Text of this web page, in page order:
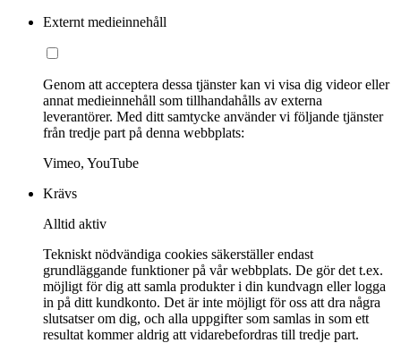
Externt medieinnehåll
Genom att acceptera dessa tjänster kan vi visa dig videor eller
annat medieinnehåll som tillhandahålls av externa
leverantörer. Med ditt samtycke använder vi följande tjänster
från tredje part på denna webbplats:
Vimeo, YouTube
Krävs
Alltid aktiv
Tekniskt nödvändiga cookies säkerställer endast
grundläggande funktioner på vår webbplats. De gör det t.ex.
möjligt för dig att samla produkter i din kundvagn eller logga
in på ditt kundkonto. Det är inte möjligt för oss att dra några
slutsatser om dig, och alla uppgifter som samlas in som ett
resultat kommer aldrig att vidarebefordras till tredje part.